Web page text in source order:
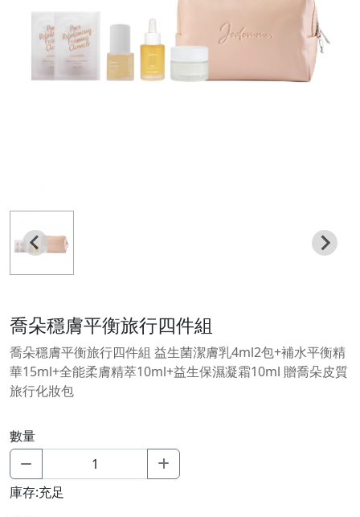
喬朵穩膚平衡旅行四件組
喬朵穩膚平衡旅行四件組 益生菌潔膚乳4ml2包+補水平衡精
華15ml+全能柔膚精萃10ml+益生保濕凝霜10ml 贈喬朵皮質
旅行化妝包
數量
庫存:充足